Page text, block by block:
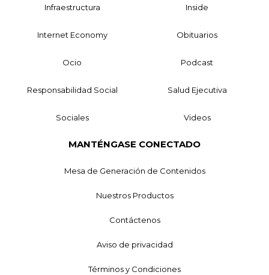
Infraestructura Inside
Internet Economy Obituarios
Ocio Podcast
Responsabilidad Social Salud Ejecutiva
Sociales Videos
MANTÉNGASE CONECTADO
Mesa de Generación de Contenidos
Nuestros Productos
Contáctenos
Aviso de privacidad
Términos y Condiciones